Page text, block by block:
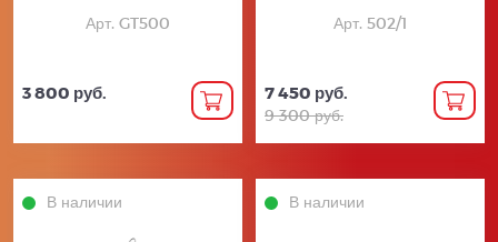
Арт. GT500
3 800 руб.
Арт. 502/1
7 450 руб.
9 300 руб.
В наличии В наличии